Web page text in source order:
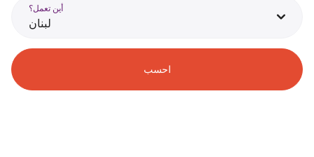
أين تعمل؟
لبنان
احسب